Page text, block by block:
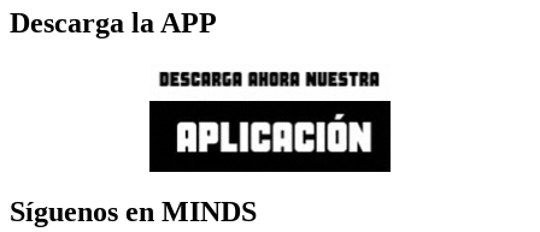
Descarga la APP
Síguenos en MINDS